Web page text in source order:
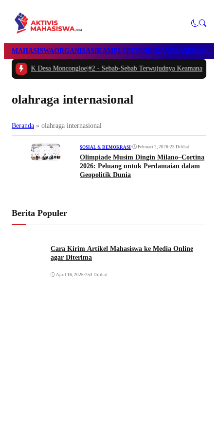
MAHASISWAORGANISASIKAMPUSPENDIDIKANBEASISWA
Moncongloe|#2 -Sebab-Sebab Terwujudnya Keamanan Negeri &
olahraga internasional
Beranda » olahraga internasional
SOSIAL & DEMOKRASI • Februari 2, 2026•23 Dilihat
Olimpiade Musim Dingin Milano–Cortina
2026: Peluang untuk Perdamaian dalam
Geopolitik Dunia
Berita Populer
Cara Kirim Artikel Mahasiswa ke Media Online
agar Diterima
April 16, 2026•253 Dilihat